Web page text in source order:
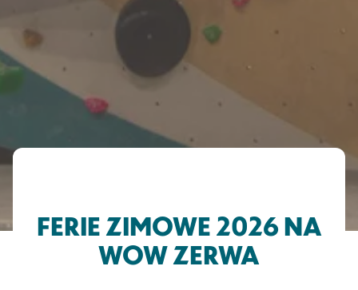
FERIE ZIMOWE 2026 NA
WOW ZERWA